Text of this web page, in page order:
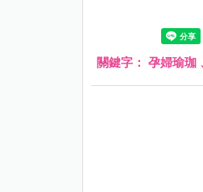
關鍵字： 孕婦瑜珈